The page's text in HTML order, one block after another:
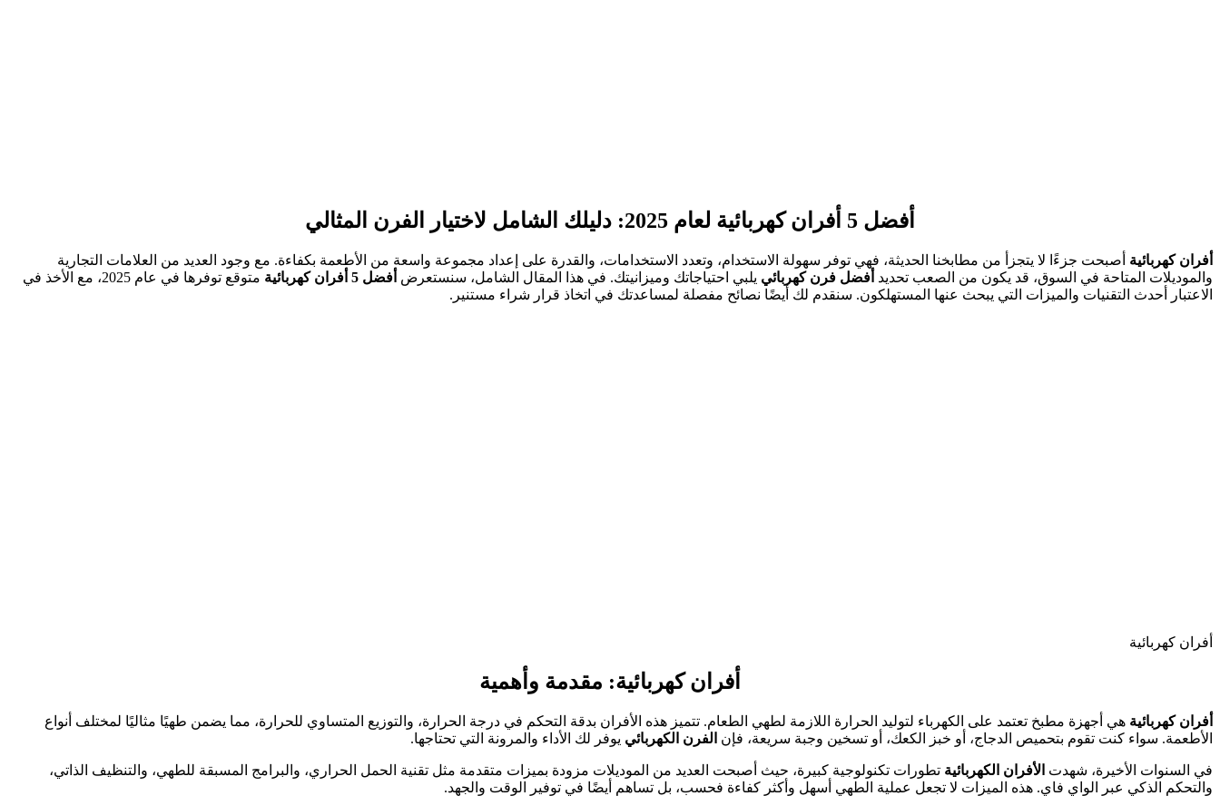
أفضل 5 أفران كهربائية لعام 2025: دليلك الشامل لاختيار الفرن المثالي
أفران كهربائية أصبحت جزءًا لا يتجزأ من مطابخنا الحديثة، فهي توفر سهولة الاستخدام، وتعدد الاستخدامات، والقدرة على إعداد مجموعة واسعة من الأطعمة بكفاءة. مع وجود العديد من العلامات التجارية
والموديلات المتاحة في السوق، قد يكون من الصعب تحديد أفضل فرن كهربائي يلبي احتياجاتك وميزانيتك. في هذا المقال الشامل، سنستعرض أفضل 5 أفران كهربائية
متوقع توفرها في عام 2025، مع الأخذ في
الاعتبار أحدث التقنيات والميزات التي يبحث عنها المستهلكون. سنقدم لك أيضًا نصائح مفصلة لمساعدتك في اتخاذ قرار شراء مستنير.
أفران كهربائية
أفران كهربائية: مقدمة وأهمية
أفران كهربائية هي أجهزة مطبخ تعتمد على الكهرباء لتوليد الحرارة اللازمة لطهي الطعام. تتميز هذه الأفران بدقة التحكم في درجة الحرارة، والتوزيع المتساوي للحرارة، مما يضمن طهيًا مثاليًا لمختلف أنواع
الأطعمة. سواء كنت تقوم بتحميص الدجاج، أو خبز الكعك، أو تسخين وجبة سريعة، فإن الفرن الكهربائي يوفر لك الأداء والمرونة التي تحتاجها.
في السنوات الأخيرة، شهدت الأفران الكهربائية تطورات تكنولوجية كبيرة، حيث أصبحت العديد من الموديلات مزودة بميزات متقدمة مثل تقنية الحمل الحراري، والبرامج المسبقة للطهي، والتنظيف الذاتي،
والتحكم الذكي عبر الواي فاي. هذه الميزات لا تجعل عملية الطهي أسهل وأكثر كفاءة فحسب، بل تساهم أيضًا في توفير الوقت والجهد.